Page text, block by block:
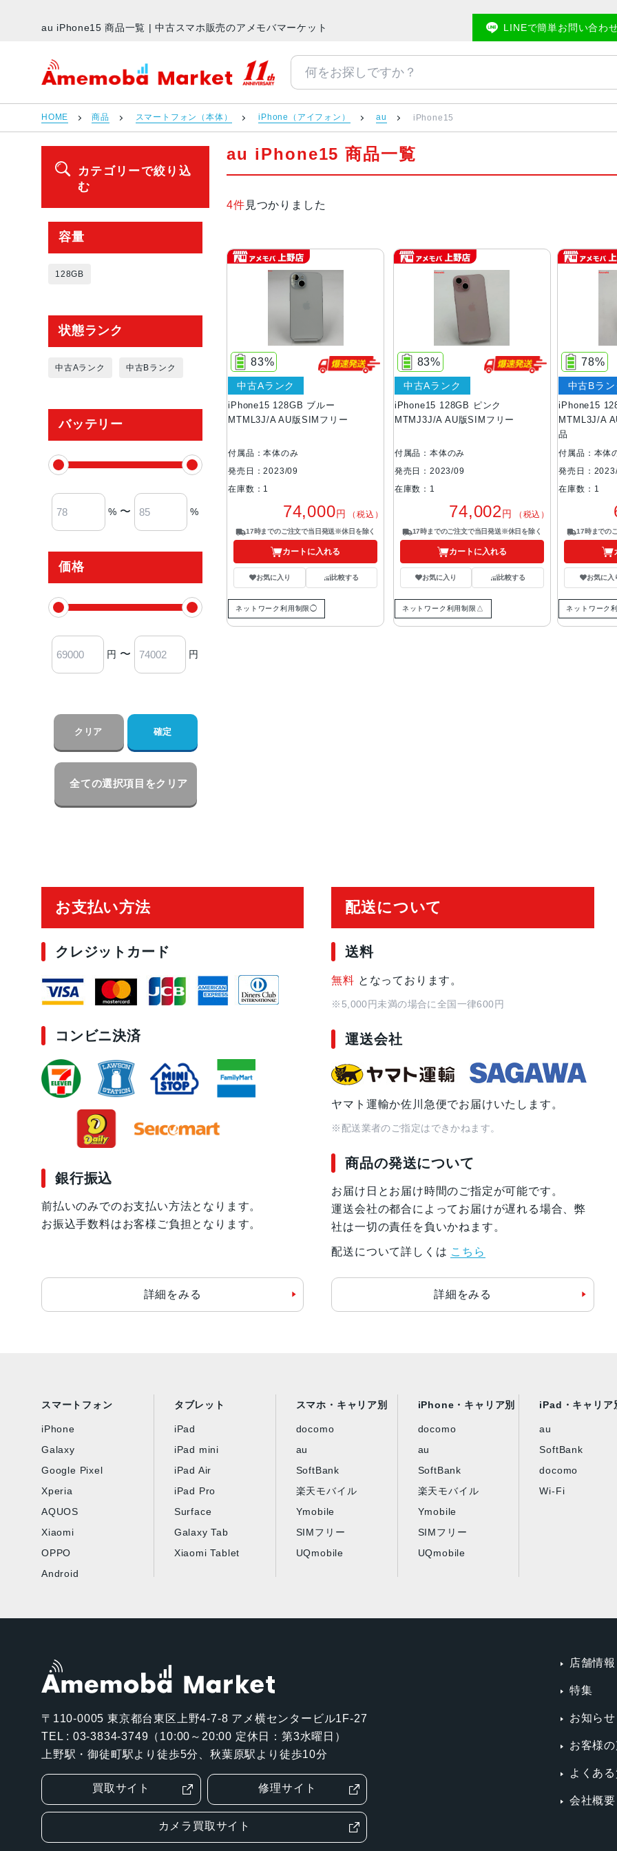
au iPhone15 商品一覧 | 中古スマホ販売のアメモバマーケット LINEで簡単お問い合わ
アメモバマーケット
HOME 商品 スマートフォン（本体） iPhone（アイフォン） au iPhone15
カテゴリーで絞り込
む
容量
128GB
状態ランク
中古Aランク 中古Bランク
バッテリー
% 〜 %
価格
円 〜 円
クリア 確定
全ての選択項目をクリア
au iPhone15 商品一覧
4件 見つかりました
iPhone15 128GB ブルー
MTML3J/A AU版SIMフリー
83%
中古Aランク
付属品：本体のみ
発売日：2023/09
在庫数：1
74,000円 （税込）
17時までのご注文で当日発送※休日を除く
カートに入れる
お気に入り 比較する
ネットワーク利用制限◯
iPhone15 128GB ピンク
MTMJ3J/A AU版SIMフリー
83%
中古Aランク
付属品：本体のみ
発売日：2023/09
在庫数：1
74,002円 （税込）
17時までのご注文で当日発送※休日を除く
カートに入れる
お気に入り 比較する
ネットワーク利用制限△
iPhone15
MTML3J/A
品
78%
中古Bラン
付属品：本体
発売日：
在庫数：1
17時までの
お気に入
ネットワーク
お支払い方法
クレジットカード
コンビニ決済
銀行振込
前払いのみでのお支払い方法となります。
お振込手数料はお客様ご負担となります。
詳細をみる
配送について
送料
無料 となっております。
※5,000円未満の場合に全国一律600円
運送会社
ヤマト運輸か佐川急便でお届けいたします。
※配送業者のご指定はできかねます。
商品の発送について
お届け日とお届け時間のご指定が可能です。
運送会社の都合によってお届けが遅れる場合、弊
社は一切の責任を負いかねます。
配送について詳しくは こちら
詳細をみる
スマートフォン
iPhone
Galaxy
Google Pixel
Xperia
AQUOS
Xiaomi
OPPO
Android
タブレット
iPad
iPad mini
iPad Air
iPad Pro
Surface
Galaxy Tab
Xiaomi Tablet
スマホ・キャリア別
docomo
au
SoftBank
楽天モバイル
Ymobile
SIMフリー
UQmobile
iPhone・キャリア別
docomo
au
SoftBank
楽天モバイル
Ymobile
SIMフリー
UQmobile
iPad・キャリア
au
SoftBank
docomo
Wi-Fi
〒110-0005 東京都台東区上野4-7-8 アメ横センタービル1F-27
TEL : 03-3834-3749（10:00～20:00 定休日：第3水曜日）
上野駅・御徒町駅より徒歩5分、秋葉原駅より徒歩10分
買取サイト 修理サイト
カメラ買取サイト
店舗情報
特集
お知ら
お客様
よくあ
会社概要